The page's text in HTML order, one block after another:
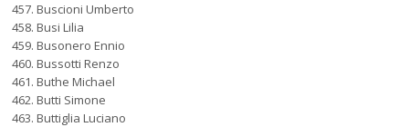
Buscioni Umberto
Busi Lilia
Busonero Ennio
Bussotti Renzo
Buthe Michael
Butti Simone
Buttiglia Luciano